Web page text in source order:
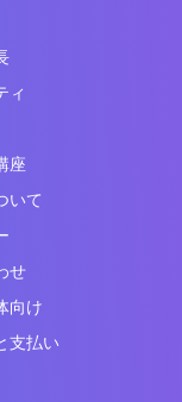
ィ
座
いて
せ
向け
支払い